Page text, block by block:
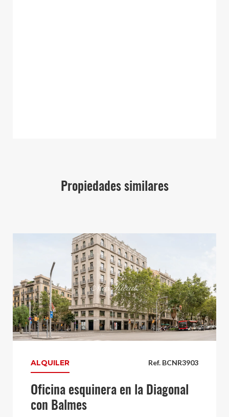
Propiedades similares
Ref. BCNR3903
ALQUILER
Oficina esquinera en la Diagonal
con Balmes